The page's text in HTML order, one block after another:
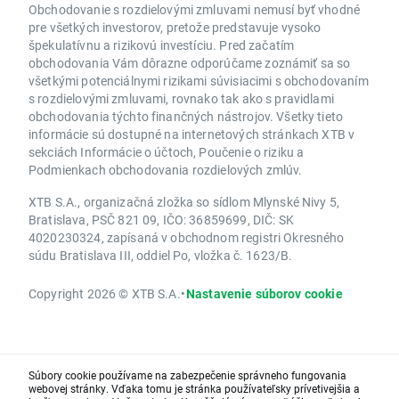
Obchodovanie s rozdielovými zmluvami nemusí byť vhodné
pre všetkých investorov, pretože predstavuje vysoko
špekulatívnu a rizikovú investíciu. Pred začatím
obchodovania Vám dôrazne odporúčame zoznámiť sa so
všetkými potenciálnymi rizikami súvisiacimi s obchodovaním
s rozdielovými zmluvami, rovnako tak ako s pravidlami
obchodovania týchto finančných nástrojov. Všetky tieto
informácie sú dostupné na internetových stránkach XTB v
sekciách Informácie o účtoch, Poučenie o riziku a
Podmienkach obchodovania rozdielových zmlúv.
XTB S.A., organizačná zložka so sídlom Mlynské Nivy 5,
Bratislava, PSČ 821 09, IČO: 36859699, DIČ: SK
4020230324, zapísaná v obchodnom registri Okresného
súdu Bratislava III, oddiel Po, vložka č. 1623/B.
Copyright 2026 © XTB S.A.•Nastavenie súborov cookie
Súbory cookie používame na zabezpečenie správneho fungovania
webovej stránky. Vďaka tomu je stránka používateľsky prívetivejšia a